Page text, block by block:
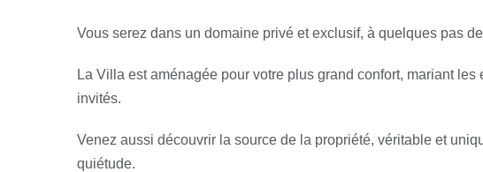
Vous serez dans un domaine privé et exclusif, à quelques pas
La Villa est aménagée pour votre plus grand confort, mariant
invités.
Venez aussi découvrir la source de la propriété, véritable et
quiétude.